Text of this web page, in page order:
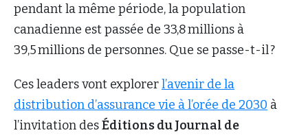
pendant la même période, la population
canadienne est passée de 33,8 millions à
39,5 millions de personnes. Que se passe-t-il ?
Ces leaders vont explorerl’avenir de la
distribution d’assurance vie à l’orée de 2030 à
l’invitation desÉditions du Journal de